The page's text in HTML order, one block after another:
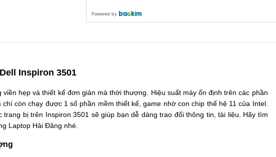
Powered by
Inspiron 3501
viền hẹp và thiết kế đơn giản mà thời thượng. Hiệu suất máy ổn định trên các phần
còn chạy được 1 số phần mềm thiết kế, game nhờ con chip thế hệ 11 của Intel.
bị trên Inspiron 3501 sẽ giúp bạn dễ dàng trao đổi thông tin, tài liệu. Hãy tìm
Laptop Hải Đăng nhé.